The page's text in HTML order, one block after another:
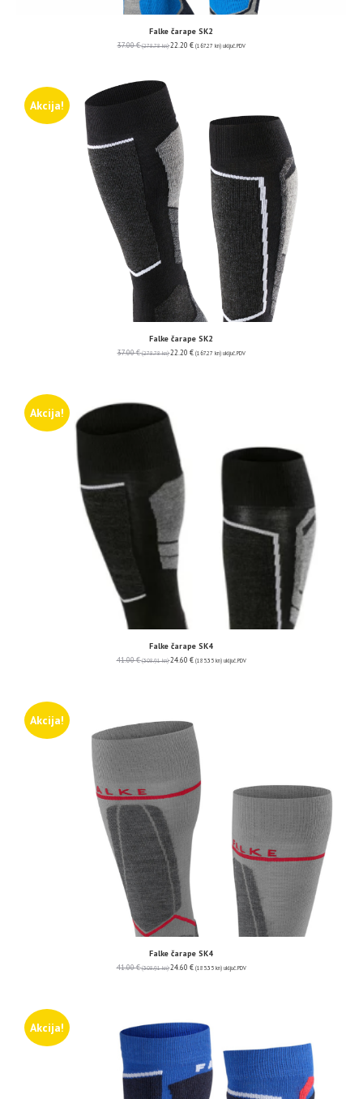
Falke čarape SK2
37.00€ (278.78 kn) 22.20 € (167.27 kn) uključ. PDV
Akcija!
Falke čarape SK2
37.00€ (278.78 kn) 22.20 € (167.27 kn) uključ. PDV
Akcija!
Falke čarape SK4
41.00€ (308.91 kn) 24.60 € (185.35 kn) uključ. PDV
Akcija!
Falke čarape SK4
41.00€ (308.91 kn) 24.60 € (185.35 kn) uključ. PDV
Akcija!